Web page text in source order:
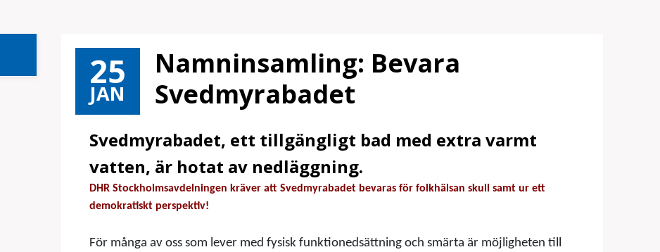
25
JAN
Namninsamling: Bevara
Svedmyrabadet
Svedmyrabadet, ett tillgängligt bad med extra varmt
vatten, är hotat av nedläggning.
DHR Stockholmsavdelningen kräver att Svedmyrabadet bevaras för folkhälsan skull samt ur ett
demokratiskt perspektiv!
För många av oss som lever med fysisk funktionedsättning och smärta är möjligheten till